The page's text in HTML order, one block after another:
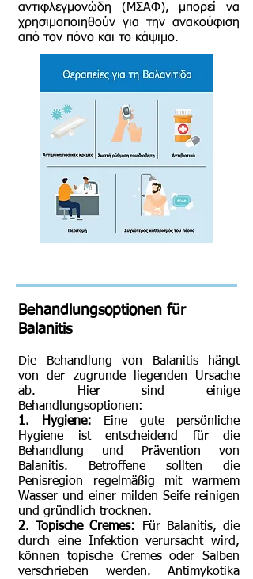
αντιφλεγμονώδη (ΜΣΑΦ), μπορεί να
χρησιμοποιηθούν για την ανακούφιση
από τον πόνο και το κάψιμο.
Behandlungsoptionen für
Balanitis
Die Behandlung von Balanitis hängt
von der zugrunde liegenden Ursache
ab. Hier sind einige
Behandlungsoptionen:
1. Hygiene: Eine gute persönliche
Hygiene ist entscheidend für die
Behandlung und Prävention von
Balanitis. Betroffene sollten die
Penisregion regelmäßig mit warmem
Wasser und einer milden Seife reinigen
und gründlich trocknen.
2. Topische Cremes: Für Balanitis, die
durch eine Infektion verursacht wird,
können topische Cremes oder Salben
verschrieben werden. Antimykotika